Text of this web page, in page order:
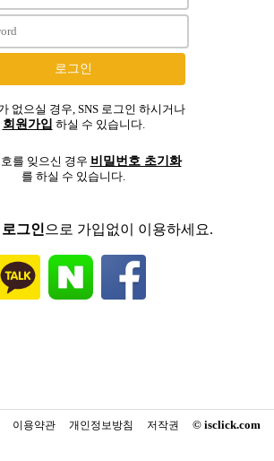
없으실 경우, SNS 로그인 하시거나
회원가입 하실 수 있습니다.
를 잊으신 경우 비밀번호 초기화
를 하실 수 있습니다.
그인 으로 가입없이 이용하세요.
© isclick.com
저작권
개인정보방침
이용약관